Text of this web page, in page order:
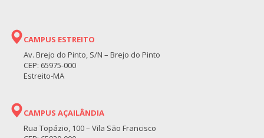
CAMPUS ESTREITO
Av. Brejo do Pinto, S/N – Brejo do Pinto
CEP: 65975-000
Estreito-MA
CAMPUS AÇAILÂNDIA
Rua Topázio, 100 – Vila São Francisco